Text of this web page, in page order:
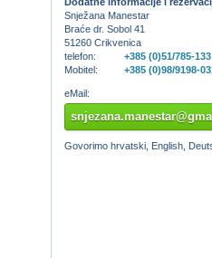
Snježana Manestar
Braće dr. Sobol 41
51260 Crikvenica
telefon:
+385 (0)51/785-133
Mobitel:
+385 (0)98/9198-
eMail:
Govorimo hrvatski, English,